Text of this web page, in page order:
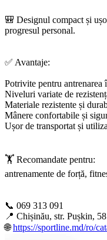
🎒 Designul compact și
progresul personal.
✅ Avantaje:
Potrivite pentru antrenarea
Niveluri variate de
Materiale rezistente și
Mânere confortabile și
Ușor de transportat și
🏋️ Recomandate pentru:
antrenamente de forță,
📞 069 313 091
📍 Chișinău, str. Pușkin, 58
🌐 ​https://sportline.md/ro/